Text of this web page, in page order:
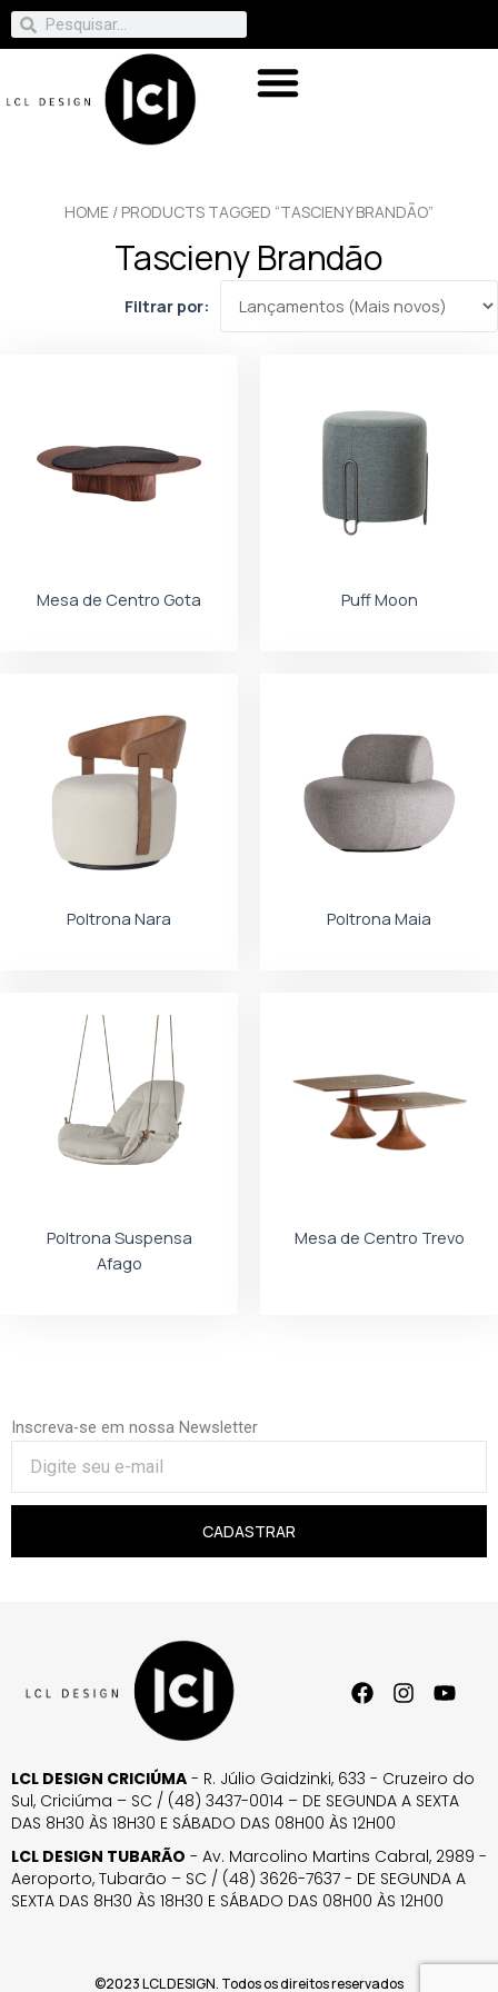
HOME / PRODUCTS TAGGED “TASCIENY BRANDÃO”
Tascieny Brandão
Filtrar por:
Mesa de Centro Gota Puff Moon
Poltrona Nara Poltrona Maia
Poltrona Suspensa
Afago
Mesa de Centro Trevo
Inscreva-se em nossa Newsletter
CADASTRAR
LCL DESIGN CRICIÚMA - R. Júlio Gaidzinki, 633 - Cruzeiro do
Sul, Criciúma – SC / (48) 3437-0014 – DE SEGUNDA A SEXTA
DAS 8H30 ÀS 18H30 E SÁBADO DAS 08H00 ÀS 12H00
LCL DESIGN TUBARÃO - Av. Marcolino Martins Cabral, 2989 -
Aeroporto, Tubarão – SC / (48) 3626-7637 - DE SEGUNDA A
SEXTA DAS 8H30 ÀS 18H30 E SÁBADO DAS 08H00 ÀS 12H00
©2023 LCL DESIGN. Todos os direitos reservados